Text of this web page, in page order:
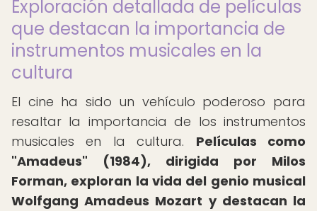
Exploración detallada de películas
que destacan la importancia de
instrumentos musicales en la
cultura
El cine ha sido un vehículo poderoso para
resaltar la importancia de los instrumentos
musicales en la cultura. Películas como
"Amadeus" (1984), dirigida por Milos
Forman, exploran la vida del genio musical
Wolfgang Amadeus Mozart y destacan la